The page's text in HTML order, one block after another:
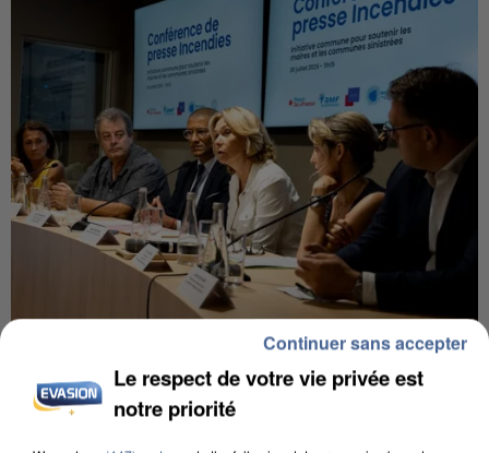
INCENDIES : L’ÎLE-DE-FRANCE LANCE UN ÉLAN
DE SOLIDARITÉ AVEC LES...
Le respect de votre vie privée est
notre priorité
Continuer sans accepter